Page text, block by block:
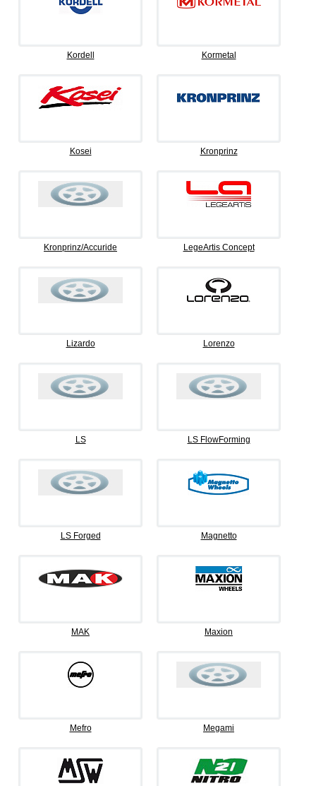
Kordell Kormetal
Kosei Kronprinz
Kronprinz/Accuride LegeArtis Concept
Lizardo Lorenzo
LS LS FlowForming
LS Forged Magnetto
MAK Maxion
Mefro Megami